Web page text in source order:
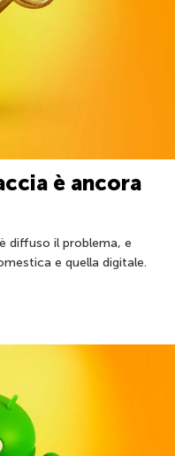
è ancora
diffuso il problema, e
e quella digitale.